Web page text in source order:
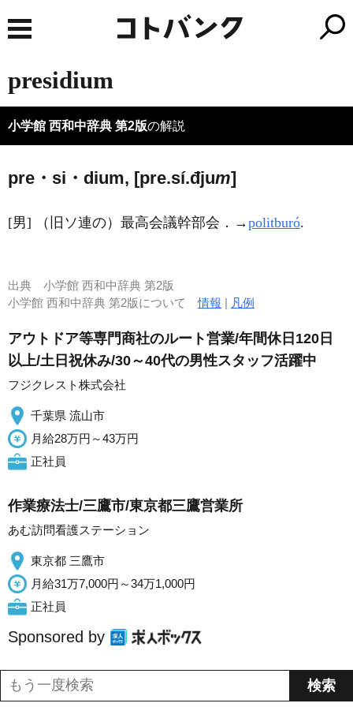
presidium
小学館 西和中辞典 第2版の解説
pre・si・dium, [pre.sí.đjum]
[男] （旧ソ連の）最高会議幹部会．→politburó.
出典 小学館 西和中辞典 第2版
小学館 西和中辞典 第2版について情報 | 凡例
アウトドア等専門商社のルート営業/年間休日120日
以上/土日祝休み/30～40代の男性スタッフ活躍中
フジクレスト株式会社
千葉県 流山市
月給28万円～43万円
正社員
作業療法士/三鷹市/東京都三鷹営業所
あむ訪問看護ステーション
東京都 三鷹市
月給31万7,000円～34万1,000円
正社員
Sponsored by